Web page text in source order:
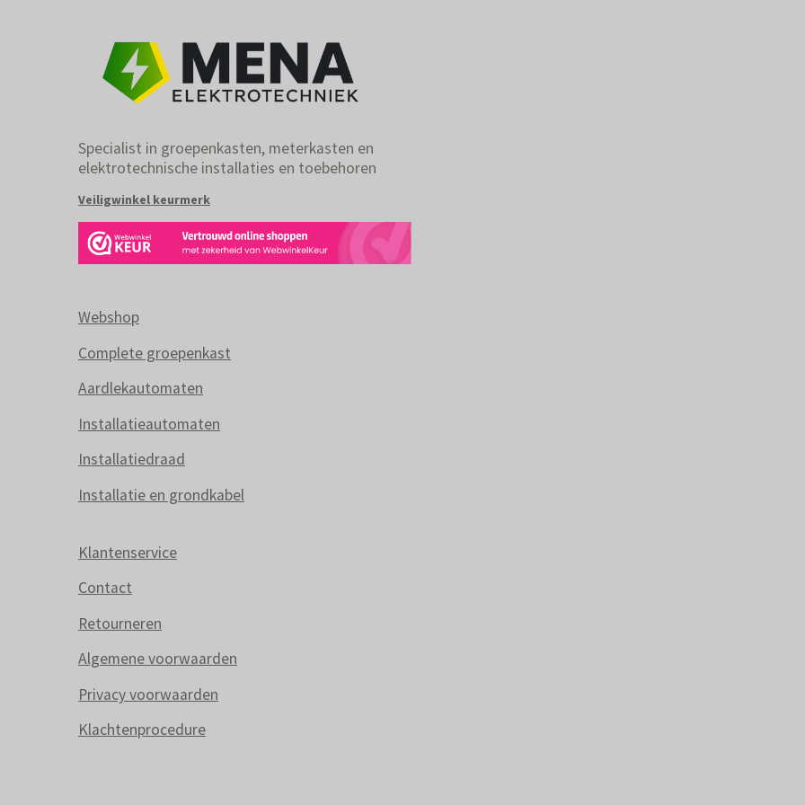
Specialist in groepenkasten, meterkasten en
elektrotechnische installaties en toebehoren
Veiligwinkel keurmerk
Webshop
Complete groepenkast
Aardlekautomaten
Installatieautomaten
Installatiedraad
Installatie en grondkabel
Klantenservice
Contact
Retourneren
Algemene voorwaarden
Privacy voorwaarden
Klachtenprocedure